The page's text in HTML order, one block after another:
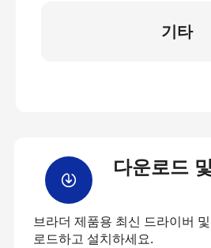
기타
다운로드
브라더 제품용 최신 드라이버
로드하고 설치하세요.